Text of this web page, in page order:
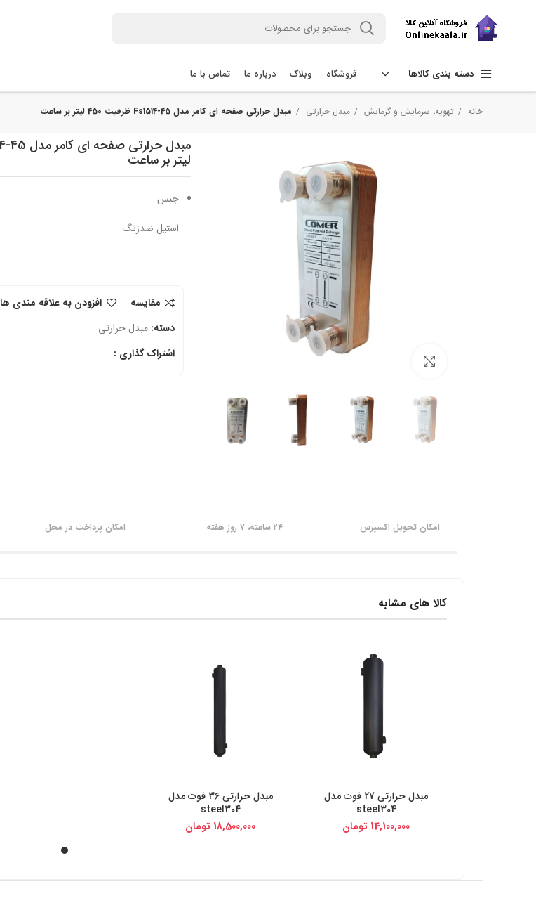
دسته بندی کالاها فروشگاه وبلاگ درباره ما تماس با ما
خانه تهویه، سرمایش و گرمایش مبدل حرارتی مبدل حرارتی صفحه ای کامر مدل Fs1514-45 ظرفیت 450 لیتر بر ساعت
برای بزرگنمایی کلیک کنید
لیتر بر ساعت
جنس
استیل ضدزنگ
مقایسه
افزودن به علاقه مندی ها
دسته: مبدل حرارتی
اشتراک گذاری :
امکان تحویل اکسپرس ۲۴ ساعته، ۷ روز هفته امکان پرداخت در محل
کالا های مشابه
خرید از دیجی کالامبدل حرارتی 27 فوت مدل
steel304
14,100,000 تومان
خرید از دیجی کالامبدل حرارتی 36 فوت مدل
steel304
18,500,000 تومان